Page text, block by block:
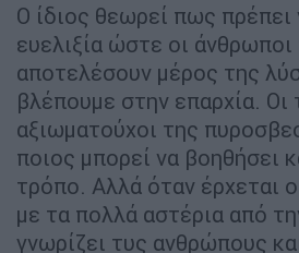
Ο ίδιος θεωρεί πως πρέπει
ευελιξία ώστε οι
αποτελέσουν μέρος της
βλέπουμε στην επαρχία. Οι
αξιωματούχοι της
ποιος μπορεί να βοηθήσει
τρόπο. Αλλά όταν έρχεται
με τα πολλά αστέρια από
γνωρίζει τυς ανθρώπους